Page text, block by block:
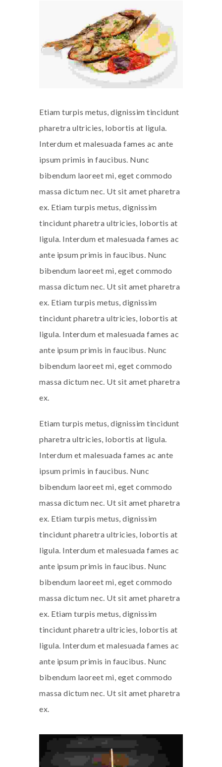
Etiam turpis metus, dignissim tincidunt
pharetra ultricies, lobortis at ligula.
Interdum et malesuada fames ac ante
ipsum primis in faucibus. Nunc
bibendum laoreet mi, eget commodo
massa dictum nec. Ut sit amet pharetra
ex. Etiam turpis metus, dignissim
tincidunt pharetra ultricies, lobortis at
ligula. Interdum et malesuada fames ac
ante ipsum primis in faucibus. Nunc
bibendum laoreet mi, eget commodo
massa dictum nec. Ut sit amet pharetra
ex. Etiam turpis metus, dignissim
tincidunt pharetra ultricies, lobortis at
ligula. Interdum et malesuada fames ac
ante ipsum primis in faucibus. Nunc
bibendum laoreet mi, eget commodo
massa dictum nec. Ut sit amet pharetra
ex.
Etiam turpis metus, dignissim tincidunt
pharetra ultricies, lobortis at ligula.
Interdum et malesuada fames ac ante
ipsum primis in faucibus. Nunc
bibendum laoreet mi, eget commodo
massa dictum nec. Ut sit amet pharetra
ex. Etiam turpis metus, dignissim
tincidunt pharetra ultricies, lobortis at
ligula. Interdum et malesuada fames ac
ante ipsum primis in faucibus. Nunc
bibendum laoreet mi, eget commodo
massa dictum nec. Ut sit amet pharetra
ex. Etiam turpis metus, dignissim
tincidunt pharetra ultricies, lobortis at
ligula. Interdum et malesuada fames ac
ante ipsum primis in faucibus. Nunc
bibendum laoreet mi, eget commodo
massa dictum nec. Ut sit amet pharetra
ex.